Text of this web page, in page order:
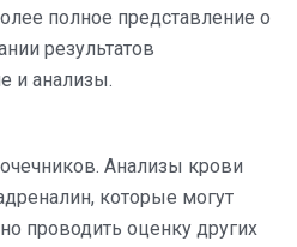
полное представление о
результатов
и анализы.
Анализы крови
которые могут
проводить оценку других